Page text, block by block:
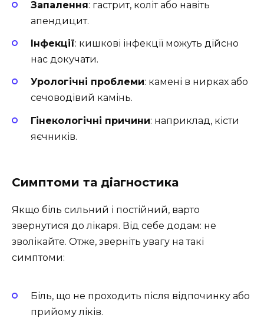
Запалення: гастрит, коліт або навіть
апендицит.
Інфекції: кишкові інфекції можуть дійсно
нас докучати.
Урологічні проблеми: камені в нирках або
сечоводівий камінь.
Гінекологічні причини: наприклад, кісти
яєчників.
Симптоми та діагностика
Якщо біль сильний і постійний, варто
звернутися до лікаря. Від себе додам: не
зволікайте. Отже, зверніть увагу на такі
симптоми:
Біль, що не проходить після відпочинку або
прийому ліків.